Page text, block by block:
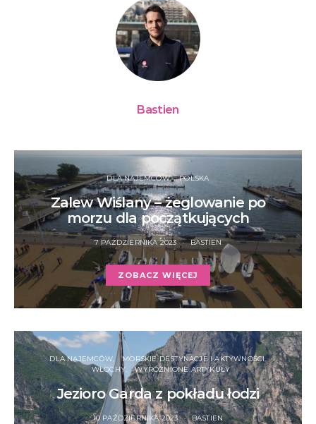
Bastien
DLA NAJEMCÓW POLSKA
Zalew Wiślany – żeglowanie po
morzu dla początkujących
7 PAŹDZIERNIKA 2023 BASTIEN
ZOBACZ WIĘCEJ
DLA NAJEMCÓW
MORSKIE DESTYNACJE I AKTYWNOŚCI
WŁOCHY
WYRÓŻNIONE ARTYKUŁY
Jezioro Garda z pokładu łodzi
10 PAŹDZIERNIKA 2023 BASTIEN